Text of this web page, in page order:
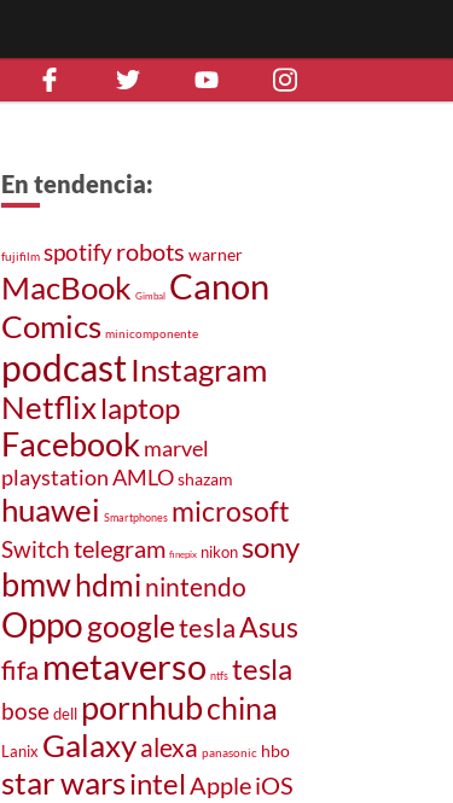
En tendencia:
fujifilm spotifyrobots warner
MacBook Gimbal Canon
Comics minicomponente
podcastInstagram
Netflixlaptop
Facebook marvel
playstationAMLOshazam
huawei Smartphones microsoft
Switchtelegram finepix nikon sony
bmwhdmi nintendo
OppogoogleteslaAsus
fifa metaverso ntfs tesla
bosedell pornhubchina
Lanix Galaxyalexa panasonic hbo
star warsintelAppleiOS